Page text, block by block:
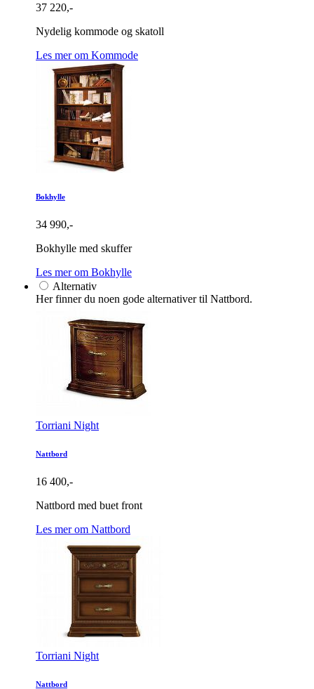
37 220,-
Nydelig kommode og skatoll
Les mer om Kommode
Bokhylle
34 990,-
Bokhylle med skuffer
Les mer om Bokhylle
Alternativ
Her finner du noen gode alternativer til Nattbord.
Torriani Night
Nattbord
16 400,-
Nattbord med buet front
Les mer om Nattbord
Torriani Night
Nattbord